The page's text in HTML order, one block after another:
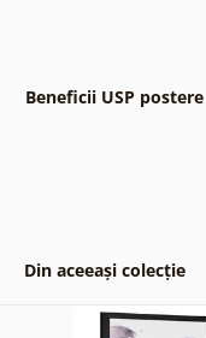
Beneficii USP postere
Din aceeași colecție